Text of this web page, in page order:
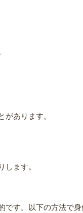
があります。
します。
す。以下の方法で